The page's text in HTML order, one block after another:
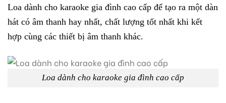
Loa dành cho karaoke gia đình cao cấp để tạo ra một dàn
hát có âm thanh hay nhất, chất lượng tốt nhất khi kết
hợp cùng các thiết bị âm thanh khác.
Loa dành cho karaoke gia đình cao cấp